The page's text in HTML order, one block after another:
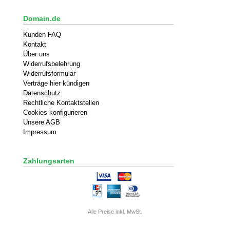
Domain.de
Kunden FAQ
Kontakt
Über uns
Widerrufsbelehrung
Widerrufsformular
Verträge hier kündigen
Datenschutz
Rechtliche Kontaktstellen
Cookies konfigurieren
Unsere AGB
Impressum
Zahlungsarten
Alle Preise inkl. MwSt.